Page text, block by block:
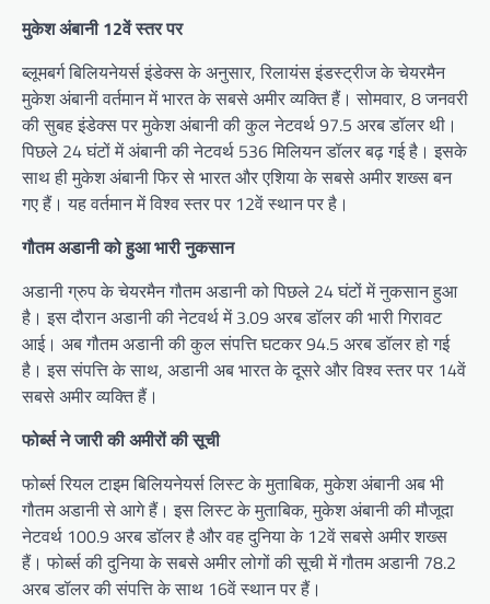
मुकेश अंबानी 12वें स्तर पर
ब्लूमबर्ग बिलियनेयर्स इंडेक्स के अनुसार, रिलायंस इंडस्ट्रीज के चेयरमैन
मुकेश अंबानी वर्तमान में भारत के सबसे अमीर व्यक्ति हैं। सोमवार, 8 जनवरी
की सुबह इंडेक्स पर मुकेश अंबानी की कुल नेटवर्थ 97.5 अरब डॉलर थी।
पिछले 24 घंटों में अंबानी की नेटवर्थ 536 मिलियन डॉलर बढ़ गई है। इसके
साथ ही मुकेश अंबानी फिर से भारत और एशिया के सबसे अमीर शख्स बन
गए हैं। यह वर्तमान में विश्व स्तर पर 12वें स्थान पर है।
गौतम अडानी को हुआ भारी नुकसान
अडानी ग्रुप के चेयरमैन गौतम अडानी को पिछले 24 घंटों में नुकसान हुआ
है। इस दौरान अडानी की नेटवर्थ में 3.09 अरब डॉलर की भारी गिरावट
आई। अब गौतम अडानी की कुल संपत्ति घटकर 94.5 अरब डॉलर हो गई
है। इस संपत्ति के साथ, अडानी अब भारत के दूसरे और विश्व स्तर पर 14वें
सबसे अमीर व्यक्ति हैं।
फोर्ब्स ने जारी की अमीरों की सूची
फोर्ब्स रियल टाइम बिलियनेयर्स लिस्ट के मुताबिक, मुकेश अंबानी अब भी
गौतम अडानी से आगे हैं। इस लिस्ट के मुताबिक, मुकेश अंबानी की मौजूदा
नेटवर्थ 100.9 अरब डॉलर है और वह दुनिया के 12वें सबसे अमीर शख्स
हैं। फोर्ब्स की दुनिया के सबसे अमीर लोगों की सूची में गौतम अडानी 78.2
अरब डॉलर की संपत्ति के साथ 16वें स्थान पर हैं।